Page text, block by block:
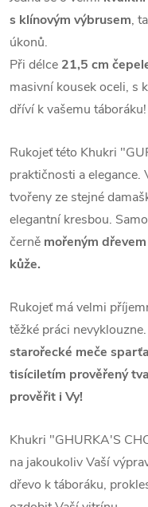
s klínovým výbrusem,
úkonů.
Při délce 21,5 cm
masivní kousek oceli, s
dříví k vašemu táboráku!
Rukojeť této Khukri
praktičnosti a elegance.
tvořeny ze stejné
elegantní kresbou.
černě mořeným
kůže.
Rukojeť má velmi
těžké práci nevyklouzne.
starořecké meče
tisíciletím prověřený
prověřit i Vy!
Khukri "GHURKA'S
na jakoukoliv Vaší
dřevo k táboráku,